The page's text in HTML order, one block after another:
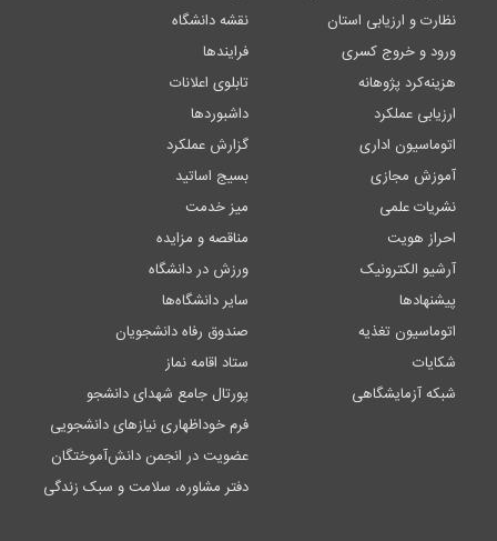
نظارت و ارزیابی استان
ورود و خروج کسری
هزینه‌کرد پژوهانه
ارزیابی عملکرد
اتوماسیون اداری
آموزش مجازی
نشریات علمی
احراز هویت
آرشیو الکترونیک
پیشنهادها
اتوماسیون تغذیه
شکایات
شبکه آزمایشگاهی
نقشه دانشگاه
فرایندها
تابلوی اعلانات
داشبوردها
گزارش عملکرد
بسیج اساتید
میز خدمت
مناقصه و مزایده
ورزش در دانشگاه
سایر دانشگاه‌ها
صندوق رفاه دانشجویان
ستاد اقامه نماز
پورتال جامع شهدای دانشجو
فرم خوداظهاری نیازهای دانشجویی
عضویت در انجمن دانش‌آموختگان
دفتر مشاوره، سلامت و سبک زندگی